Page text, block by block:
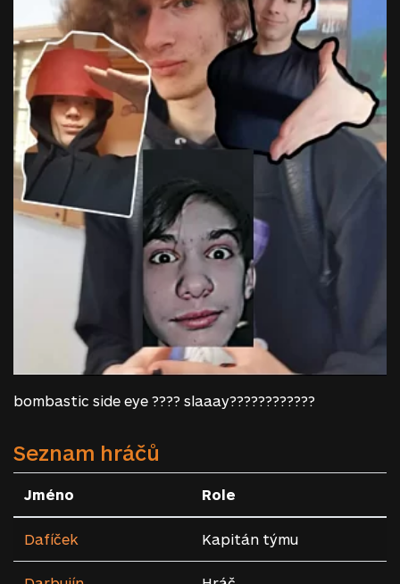
bombastic side eye ???? slaaay????????????
Seznam hráčů
Jméno Role
Dafíček Kapitán týmu